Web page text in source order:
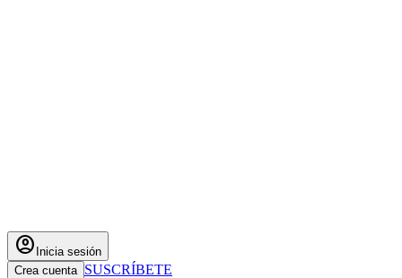
account_circle Inicia sesión
Crea cuenta SUSCRÍBETE